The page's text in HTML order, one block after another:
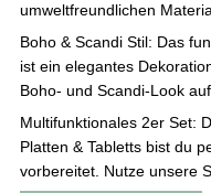
umweltfreundlichen
Boho & Scandi Stil: Das
ist ein elegantes
Boho- und Scandi-Look
Multifunktionales 2er Set:
Platten & Tabletts bist du
vorbereitet. Nutze unsere